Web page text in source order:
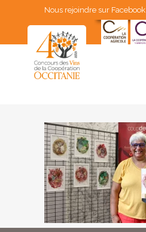
Nous rejoindre sur Facebook